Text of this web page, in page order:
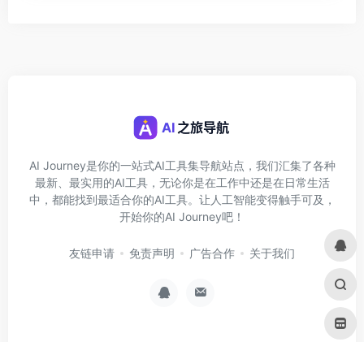
AI Journey是你的一站式AI工具集导航站点，我们汇集了各种
最新、最实用的AI工具，无论你是在工作中还是在日常生活
中，都能找到最适合你的AI工具。让人工智能变得触手可及，
开始你的AI Journey吧！
友链申请 免责声明 广告合作 关于我们